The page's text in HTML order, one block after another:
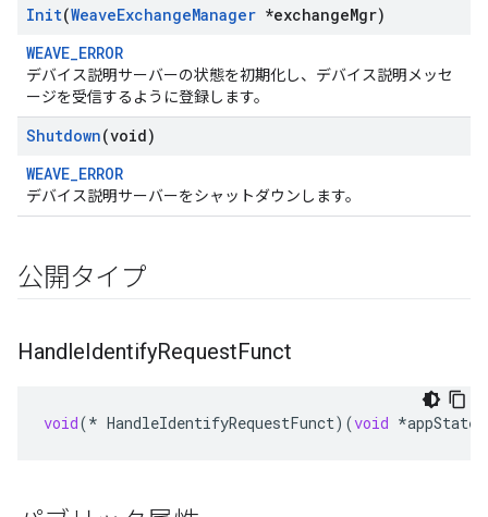
Init(WeaveExchangeManager *exchangeMgr)
WEAVE_ERROR
デバイス説明サーバーの状態を初期化し、デバイス説明メッセ
ージを受信するように登録します。
Shutdown(void)
WEAVE_ERROR
デバイス説明サーバーをシャットダウンします。
公開タイプ
HandleIdentifyRequestFunct
void(* HandleIdentifyRequestFunct)(void *appState